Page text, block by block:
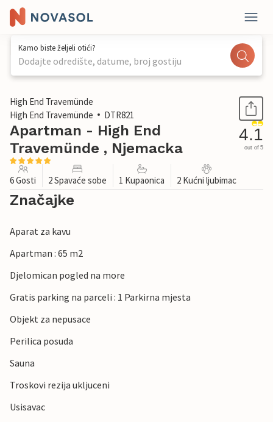
Kamo biste željeli otići?
Dodajte odredište, datume, broj gostiju
1 / 32
High End Travemünde
High End Travemünde
DTR821
Apartman - High End
Travemünde , Njemacka
4.1
out of 5
6 Gosti 2 Spavaće sobe 1 Kupaonica 2 Kućni ljubimac
Značajke
Aparat za kavu
Apartman : 65 m2
Djelomican pogled na more
Gratis parking na parceli : 1 Parkirna mjesta
Objekt za nepusace
Perilica posuda
Sauna
Troskovi rezija ukljuceni
Usisavac